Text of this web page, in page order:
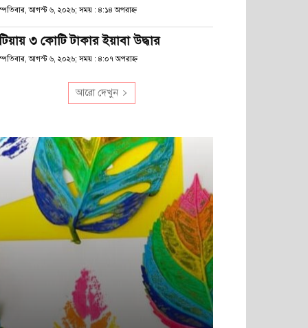
আগস্ট ৬, ২০২৬; সময় : ৪:১৪ অপরাহ্ণ
৩ কোটি টাকার ইয়াবা উদ্ধার
আগস্ট ৬, ২০২৬; সময় : ৪:০৭ অপরাহ্ণ
আরো দেখুন